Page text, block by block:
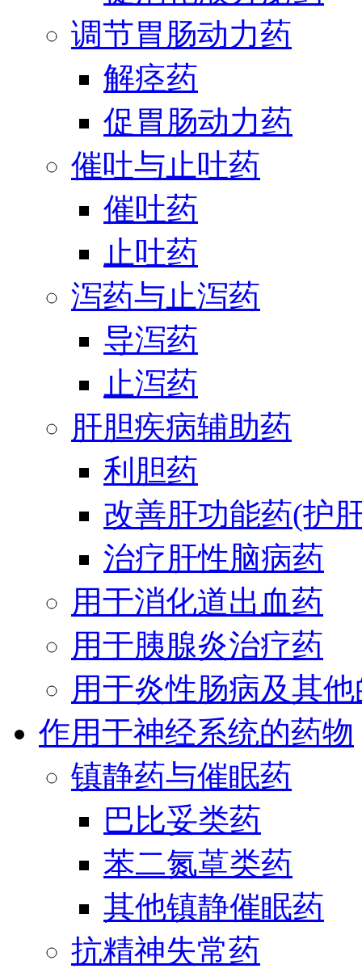
调节胃肠动力药
解痉药
促胃肠动力药
催吐与止吐药
催吐药
止吐药
泻药与止泻药
导泻药
止泻药
肝胆疾病辅助药
利胆药
改善肝功能药(护
治疗肝性脑病药
用于消化道出血药
用于胰腺炎治疗药
用于炎性肠病及其
作用于神经系统的药物
镇静药与催眠药
巴比妥类药
苯二氮䓬类药
其他镇静催眠药
抗精神失常药